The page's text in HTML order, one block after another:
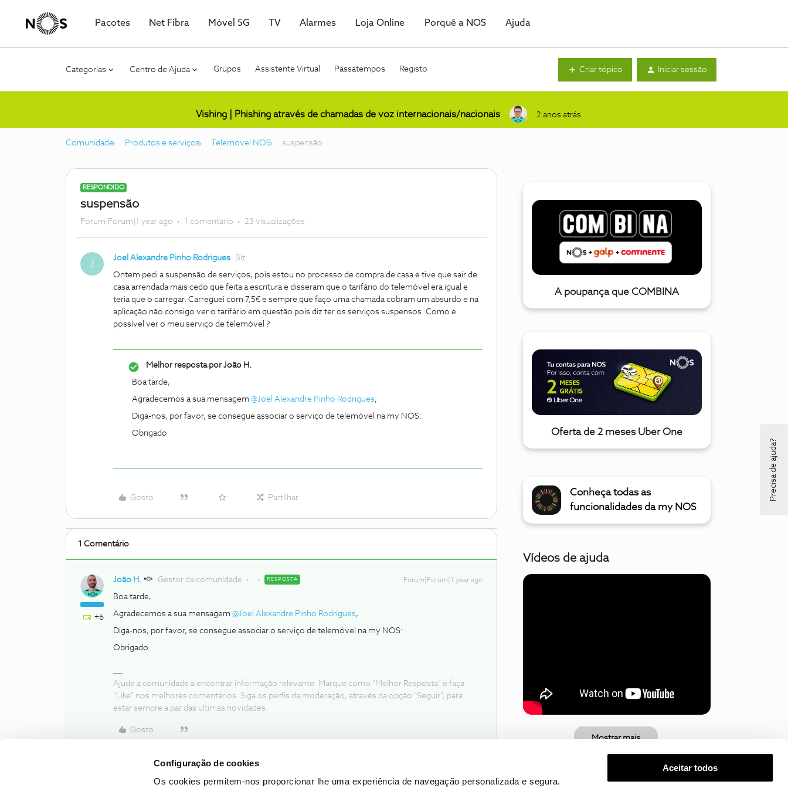
Configuração de cookies
Os cookies permitem-nos proporcionar lhe uma experiência de navegação personalizada e segura.
Aceitar todos
Pacotes Net Fibra Móvel 5G TV Alarmes Loja Online Porquê a NOS Ajuda
Categorias Centro de Ajuda Grupos Assistente Virtual Passatempos Registo Criar tópico Iniciar sessão
Vishing | Phishing através de chamadas de voz internacionais/nacionais 2 anos atrás
Comunidade Produtos e serviços Telemóvel NOS suspensão
RESPONDIDO
suspensão
Forum|Forum|1 year ago 1 comentário 23 visualizações
J Joel Alexandre Pinho Rodrigues Bit
Ontem pedi a suspensão de serviços, pois estou no processo de compra de casa e tive que sair de
casa arrendada mais cedo que feita a escritura e disseram que o tarifário do telemóvel era igual e
teria que o carregar. Carreguei com 7,5€ e sempre que faço uma chamada cobram um absurdo e na
aplicação não consigo ver o tarifário em questão pois diz ter os serviços suspensos. Como é
possível ver o meu serviço de telemóvel ?
Melhor resposta porJoão H.
Boa tarde,
Agradecemos a sua mensagem ​ @Joel Alexandre Pinho Rodrigues,
Diga-nos, por favor, se consegue associar o serviço de telemóvel na my NOS:
Obrigado
Gosto Partilhar
1 Comentário
+6
João H. Gestor da comunidade RESPOSTA Forum|Forum|1 year ago
Boa tarde,
Agradecemos a sua mensagem ​ @Joel Alexandre Pinho Rodrigues,
Diga-nos, por favor, se consegue associar o serviço de telemóvel na my NOS:
Obrigado
Ajude a comunidade a encontrar informação relevante. Marque como "Melhor Resposta" e faça
"Like" nos melhores comentários. Siga os perfis da moderação, através da opção "Seguir", para
estar sempre a par das ultimas novidades.
Gosto
A poupança que COMBINA
Oferta de 2 meses Uber One
Conheça todas as
funcionalidades da my NOS
Vídeos de ajuda
Mostrar mais
Precisa de ajuda?